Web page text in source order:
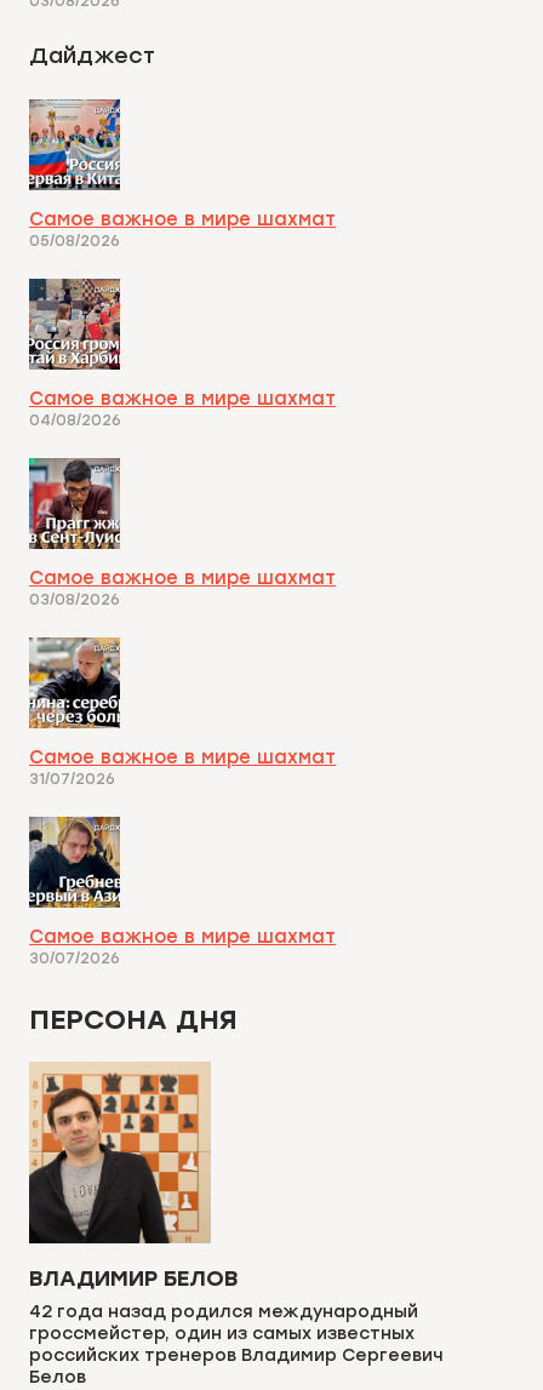
Дайджест
Самое важное в мире шахмат
05/08/2026
Самое важное в мире шахмат
04/08/2026
Самое важное в мире шахмат
03/08/2026
Самое важное в мире шахмат
31/07/2026
Самое важное в мире шахмат
30/07/2026
ПЕРСОНА ДНЯ
ВЛАДИМИР БЕЛОВ
42 года назад родился международный
гроссмейстер, один из самых известных
российских тренеров Владимир Сергеевич
Белов